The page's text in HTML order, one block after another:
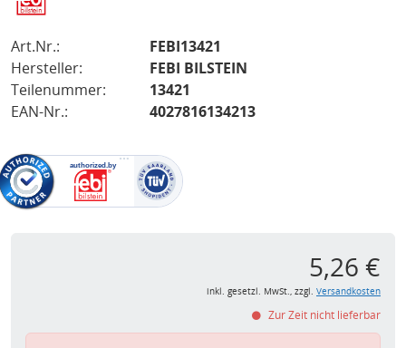
Art.Nr.:
FEBI13421
Hersteller:
FEBI BILSTEIN
Teilenummer:
13421
EAN-Nr.:
4027816134213
5,26 €
inkl. gesetzl. MwSt., zzgl. Versandkosten
Zur Zeit nicht lieferbar